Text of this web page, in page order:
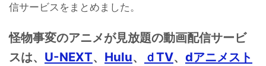
信サービスをまとめました。
怪物事変のアニメが見放題の動画配信サービ
スは、 U-NEXT、 Hulu、 ｄTV、 dアニメスト